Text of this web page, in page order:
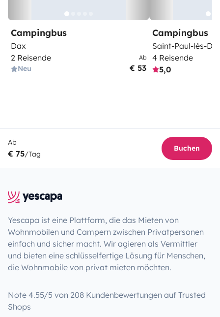
Campingbus
Dax
2 Reisende
Neu
Ab
€ 53
Campingbus
Saint-Paul-lès-
4 Reisende
5,0
Ab
€ 75/Tag
Buchen
Yescapa ist eine Plattform, die das Mieten von
Wohnmobilen und Campern zwischen Privatpersonen
einfach und sicher macht. Wir agieren als Vermittler
und bieten eine schlüsselfertige Lösung für Menschen,
die Wohnmobile von privat mieten möchten.
Note 4.55/5 von 208 Kundenbewertungen auf Trusted
Shops